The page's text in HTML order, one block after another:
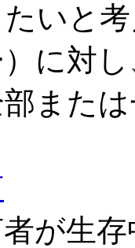
たいと
に対
また
が生